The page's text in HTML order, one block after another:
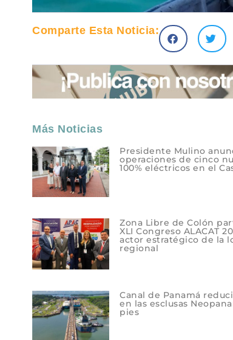
Comparte Esta Noticia:
Más Noticias
Presidente Mulino
operaciones de cinco
100% eléctricos en el
Zona Libre de Colón
XLI Congreso ALACAT
actor estratégico de la
regional
Canal de Panamá
en las esclusas
pies